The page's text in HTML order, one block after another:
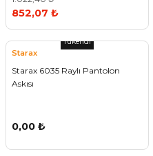
852,07 ₺
Tükendi
Starax
Starax 6035 Raylı Pantolon
Askısı
0,00 ₺